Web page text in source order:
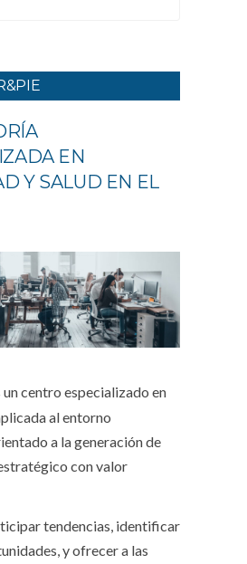
EN
Y SALUD EN EL
un centro especializado en
al entorno
a la generación de
con valor
tendencias, identificar
y ofrecer a las